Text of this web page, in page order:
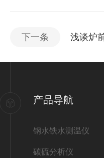
下一条 浅谈炉
产品导航
钢水铁水测温仪
碳硫分析仪